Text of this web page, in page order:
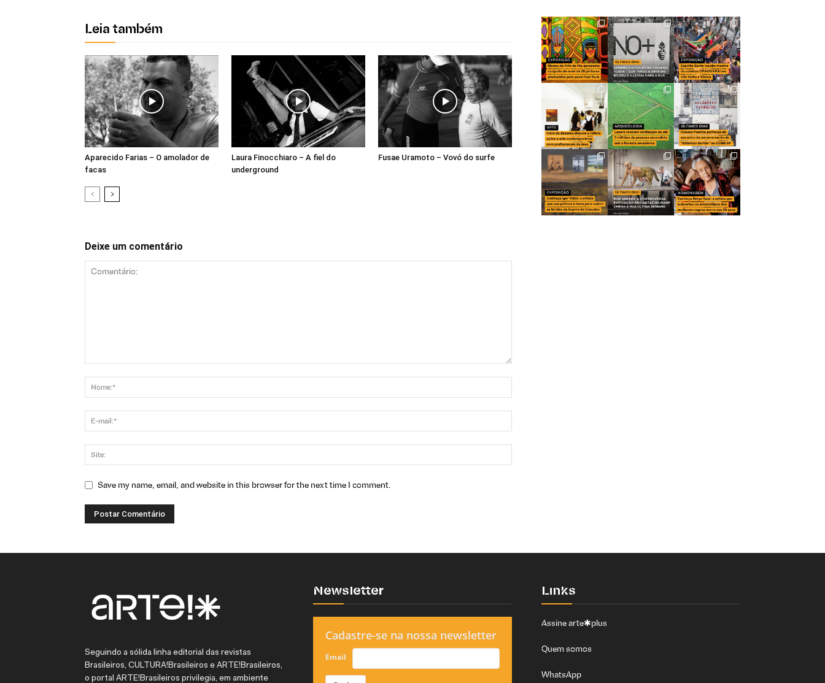
Leia também
Aparecido Farias – O amolador de
facas
Laura Finocchiaro – A fiel do
underground
Fusae Uramoto – Vovó do surfe
Deixe um comentário
Save my name, email, and website in this browser for the next time I comment.
Seguindo a sólida linha editorial das revistas
Brasileiros, CULTURA!Brasileiros e ARTE!Brasileiros,
o portal ARTE!Brasileiros privilegia, em ambiente
Newsletter
Cadastre-se na nossa newsletter
Email
Links
Assine arte✱plus
Quem somos
WhatsApp